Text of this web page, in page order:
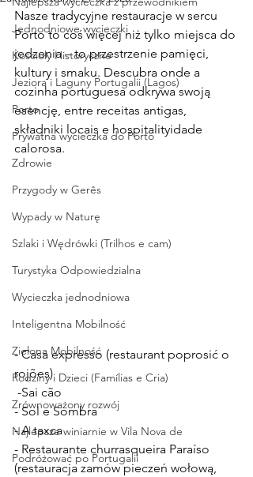
Jednodniowe wycieczki
Kościoły Historyczne
Jeziora i Laguny Portugalii (Lagos)
Porto
Prywatna wycieczka do Porto
Zdrowie
Przygody w Gerês
Wypady w Naturę
Szlaki i Wędrówki (Trilhos e cam)
Turystyka Odpowiedzialna
Wycieczka jednodniowa
Inteligentna Mobilność
Zielona Mobilność
Rodziny i Dzieci (Famílias e Cria)
Zrównoważony rozwój
Najlepsze winiarnie w Vila Nova de
Podróżować po Portugalii
Nasze tradycyjne restauracje w sercu
Porto to coś więcej niż tylko miejsca do
jedzenia – to przestrzenie pamięci,
kultury i smaku. Descubra onde a
cozinha portuguesa odkrywa swoją
esencję, entre receitas antigas,
składniki locais e hospitalityidade
calorosa.
- Casa expresso (restaurant poprosić o
rojões)
-Sai cão
- Sol e Sombra
- A taxca
- Restaurante churrasqueira Paraíso
(restauracja zamów pieczeń wołową,